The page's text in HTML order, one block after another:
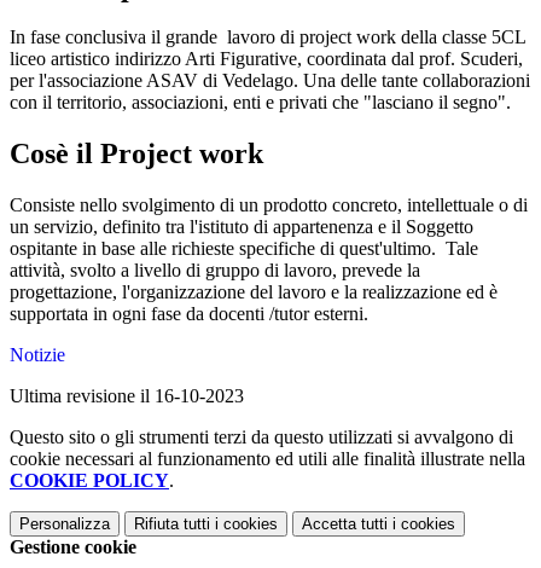
In fase conclusiva il grande lavoro di project work della classe 5CL
liceo artistico indirizzo Arti Figurative, coordinata dal prof. Scuderi,
per l'associazione ASAV di Vedelago. Una delle tante collaborazioni
con il territorio, associazioni, enti e privati che "lasciano il segno".
Cosè il Project work
Consiste nello svolgimento di un prodotto concreto, intellettuale o di
un servizio, definito tra l'istituto di appartenenza e il Soggetto
ospitante in base alle richieste specifiche di quest'ultimo. Tale
attività, svolto a livello di gruppo di lavoro, prevede la
progettazione, l'organizzazione del lavoro e la realizzazione ed è
supportata in ogni fase da docenti /tutor esterni.
Notizie
Ultima revisione il 16-10-2023
Questo sito o gli strumenti terzi da questo utilizzati si avvalgono di
cookie necessari al funzionamento ed utili alle finalità illustrate nella
COOKIE POLICY.
Personalizza Rifiuta tutti i cookies Accetta tutti i cookies
Gestione cookie